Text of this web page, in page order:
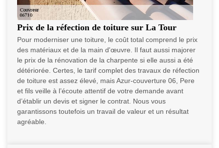
Prix de la réfection de toiture sur La Tour
Pour moderniser une toiture, le coût total comprend le prix
des matériaux et de la main d'œuvre. Il faut aussi majorer
le prix de la rénovation de la charpente si elle aussi a été
détériorée. Certes, le tarif complet des travaux de réfection
de toiture est assez élevé, mais Azur-couverture 06, Pere
et fils veille à l’écoute attentif de votre demande avant
d’établir un devis et signer le contrat. Nous vous
garantissons toutefois un travail de valeur et un résultat
agréable.